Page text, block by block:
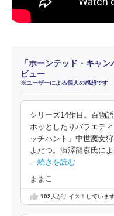
「ホーンテッド・キャ
ビュー
※ユーザーによる個人の感想です
シリーズ14作目。百物
ホッとしたりバラエテ
ッチハント」中世魔女
よだつ。澁澤龍彦氏に
…続きを読む
ままこ
102人がナイス！していま